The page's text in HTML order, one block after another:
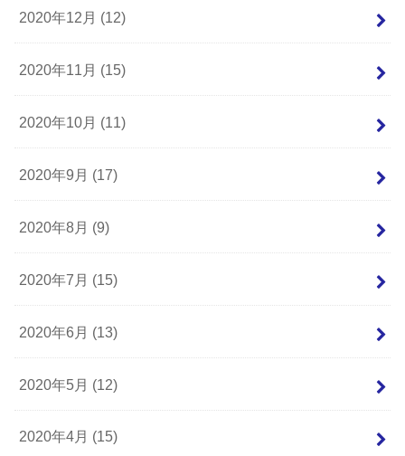
2020年12月 (12)
2020年11月 (15)
2020年10月 (11)
2020年9月 (17)
2020年8月 (9)
2020年7月 (15)
2020年6月 (13)
2020年5月 (12)
2020年4月 (15)